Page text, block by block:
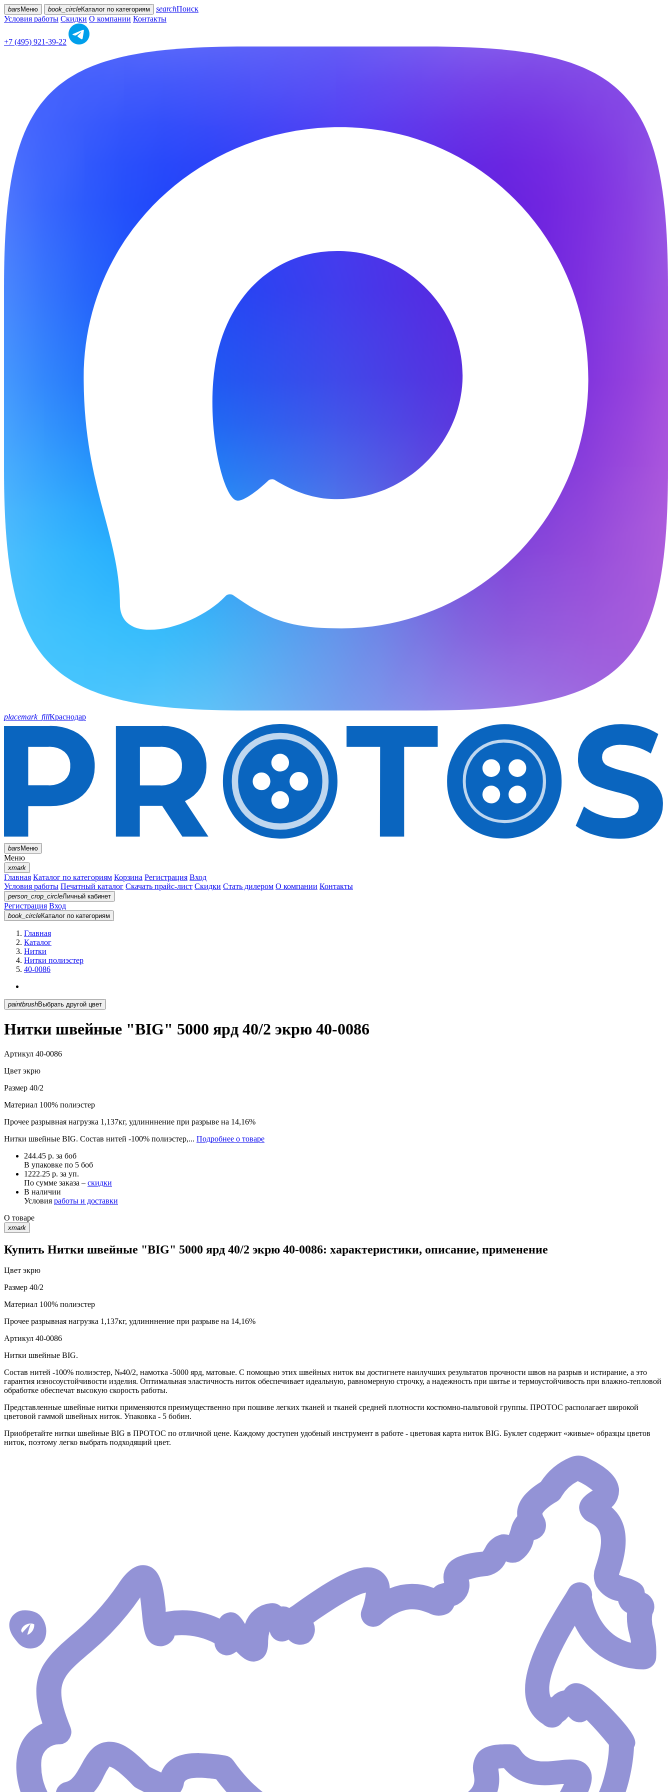
bars Меню book_circleКаталог по категориям searchПоиск
Условия работы Скидки О компании Контакты
+7 (495) 921-39-22
placemark_fillКраснодар
barsМеню
Меню
xmark
Главная Каталог по категориям Корзина Регистрация Вход
Условия работы Печатный каталог Скачать прайс-лист Скидки Стать дилером О компании Контакты
person_crop_circleЛичный кабинет
Регистрация Вход
book_circleКаталог по категориям
Главная
Каталог
Нитки
Нитки полиэстер
40-0086
paintbrush Выбрать другой цвет
Нитки швейные "BIG" 5000 ярд 40/2 экрю 40-0086
Артикул 40-0086
Цвет экрю
Размер 40/2
Материал 100% полиэстер
Прочее разрывная нагрузка 1,137кг, удлинннение при разрыве на 14,16%
Нитки швейные BIG. Состав нитей -100% полиэстер,... Подробнее о товаре
244.45 р. за боб
В упаковке по 5 боб
1222.25 р. за уп.
По сумме заказа – скидки
В наличии
Условия работы и доставки
О товаре
xmark
Купить Нитки швейные "BIG" 5000 ярд 40/2 экрю 40-0086: характеристики, описание, применение
Цвет экрю
Размер 40/2
Материал 100% полиэстер
Прочее разрывная нагрузка 1,137кг, удлинннение при разрыве на 14,16%
Артикул 40-0086
Нитки швейные BIG.
Состав нитей -100% полиэстер, №40/2, намотка -5000 ярд, матовые. С помощью этих швейных ниток вы достигнете наилучших результатов прочности швов на разрыв и истирание, а это
гарантия износоустойчивости изделия. Оптимальная эластичность ниток обеспечивает идеальную, равномерную строчку, а надежность при шитье и термоустойчивость при влажно-тепловой
обработке обеспечат высокую скорость работы.
Представленные швейные нитки применяются преимущественно при пошиве легких тканей и тканей средней плотности костюмно-пальтовой группы. ПРОТОС располагает широкой
цветовой гаммой швейных ниток. Упаковка - 5 бобин.
Приобретайте нитки швейные BIG в ПРОТОС по отличной цене. Каждому доступен удобный инструмент в работе - цветовая карта ниток BIG. Буклет содержит «живые» образцы цветов
ниток, поэтому легко выбрать подходящий цвет.